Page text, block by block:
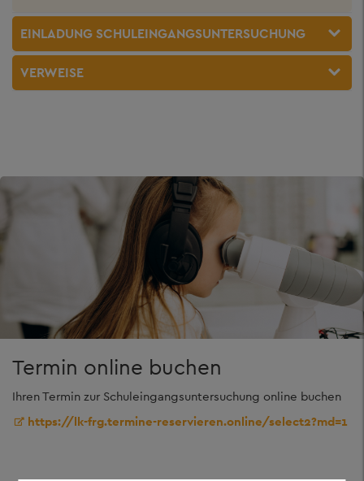
EINLADUNG SCHULEINGANGSUNTERSUCHUNG
VERWEISE
Termin online buchen
Ihren Termin zur Schuleingangsuntersuchung online buchen
https://lk-frg.termine-reservieren.online/select2?md=1